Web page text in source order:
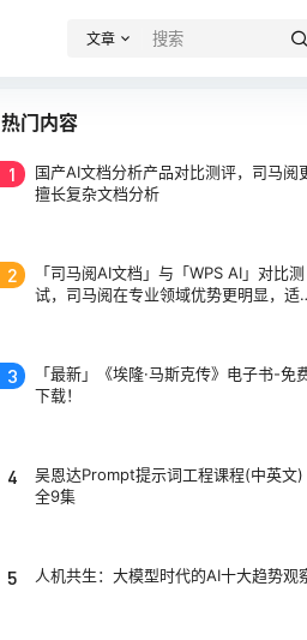
文章
热门内容
1
国产AI文档分析产品对比测评，司马阅
擅长复杂文档分析
2
「司马阅AI文档」与「WPS AI」对比测
试，司马阅在专业领域优势更明显，适
3
「最新」《埃隆·马斯克传》电子书-免
下载！
4
吴恩达Prompt提示词工程课程(中英文
全9集
5 人机共生：大模型时代的AI十大趋势观